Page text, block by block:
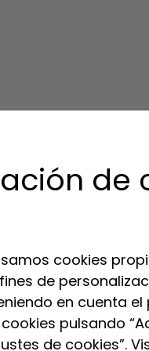
de
cookies
de
en cuenta
pulsando
de cookies”.